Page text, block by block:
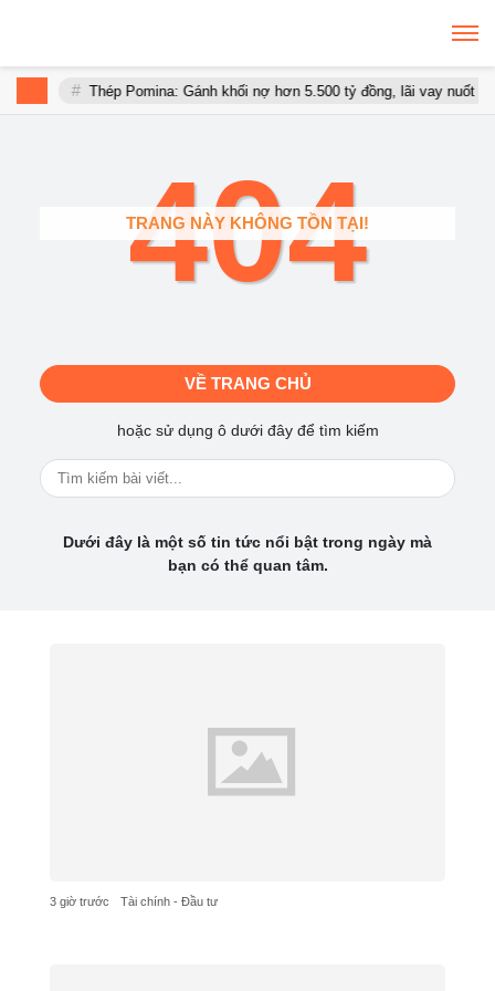
Thép Pomina: Gánh khối nợ hơn 5.500 tỷ đồng, lãi vay nuốt
404
TRANG NÀY KHÔNG TỒN TẠI!
VỀ TRANG CHỦ
hoặc sử dụng ô dưới đây để tìm kiếm
Dưới đây là một số tin tức nổi bật trong ngày mà
bạn có thể quan tâm.
3 giờ trước Tài chính - Đầu tư